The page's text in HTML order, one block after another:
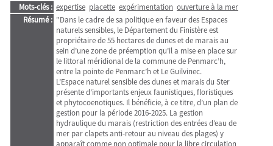
Mots-clés : expertise placette expérimentation ouverture à la mer
Résumé : "Dans le cadre de sa politique en faveur des Espaces
naturels sensibles, le Département du Finistère est
propriétaire de 55 hectares de dunes et de marais au
sein d’une zone de préemption qu’il a mise en place sur
le littoral méridional de la commune de Penmarc’h,
entre la pointe de Penmarc’h et Le Guilvinec.
L’Espace naturel sensible des dunes et marais du Ster
présente d’importants enjeux faunistiques, floristiques
et phytocoenotiques. Il bénéficie, à ce titre, d’un plan de
gestion pour la période 2016-2025. La gestion
hydraulique du marais (restriction des entrées d’eau de
mer par clapets anti-retour au niveau des plages) y
apparaît comme non optimale pour la libre circulation